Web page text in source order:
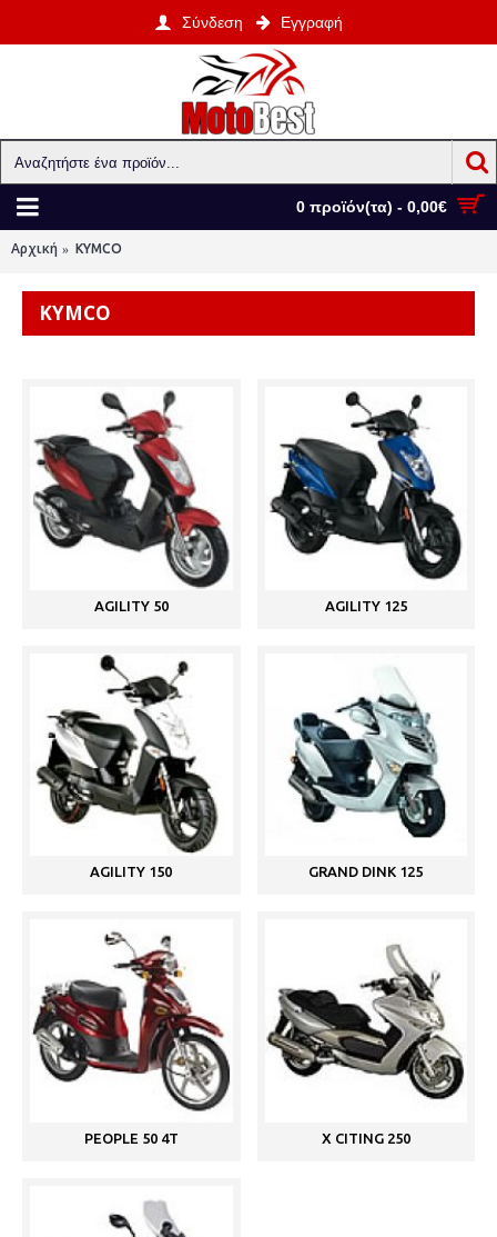
Σύνδεση Εγγραφή
0 προϊόν(τα) - 0,00€
Αρχική KYMCO
KYMCO
AGILITY 50 AGILITY 125
AGILITY 150 GRAND DINK 125
PEOPLE 50 4T X CITING 250